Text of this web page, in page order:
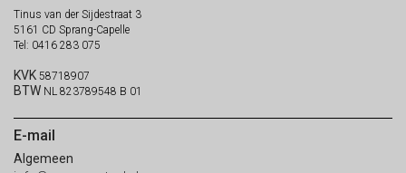
Tinus van der Sijdestraat 3
5161 CD Sprang-Capelle
Tel: 0416 283 075
KVK 58718907
BTW NL 823789548 B 01
E-mail
Algemeen